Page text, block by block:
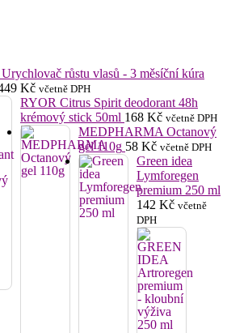
růstu vlasů - 3 měsíční kúra
Kč včetně DPH
RYOR Citrus Spirit deodorant 48h
krémový stick 50ml 168 Kč včetně DPH
MEDPHARMA Octanový
gel 110g 58 Kč včetně DPH
Green idea
Lymforegen
premium 250 ml
142 Kč včetně
DPH